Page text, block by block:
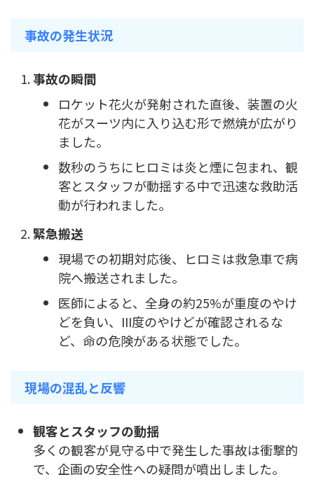
事故の発生状況
事故の瞬間
ロケット花火が発射された直後、装置の火
花がスーツ内に入り込む形で燃焼が広がり
ました。
数秒のうちにヒロミは炎と煙に包まれ、観
客とスタッフが動揺する中で迅速な救助活
動が行われました。
緊急搬送
現場での初期対応後、ヒロミは救急車で病
院へ搬送されました。
医師によると、全身の約25%が重度のやけ
どを負い、III度のやけどが確認されるな
ど、命の危険がある状態でした。
現場の混乱と反響
観客とスタッフの動揺
多くの観客が見守る中で発生した事故は衝撃的
で、企画の安全性への疑問が噴出しました。